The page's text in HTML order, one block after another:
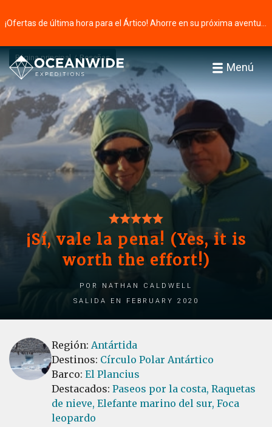
Menú
Página principal Reseñas
¡Sí, vale la pena! (Yes, it is
worth the effort!)
por Nathan Caldwell
Salida en February 2020
Región: Antártida
Destinos: Círculo Polar Antártico
Barco: El Plancius
Destacados: Paseos por la costa, Raquetas
de nieve, Elefante marino del sur, Foca
leopardo